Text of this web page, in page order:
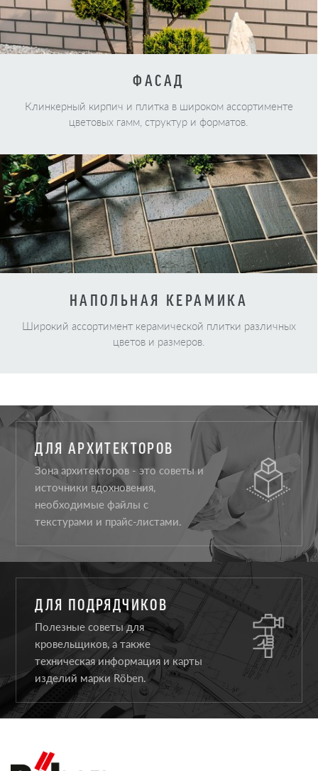
ФАСАД
Клинкерный кирпич и плитка в широком ассортименте
цветовых гамм, структур и форматов.
НАПОЛЬНАЯ КЕРАМИКА
Широкий ассортимент керамической плитки различных
цветов и размеров.
ДЛЯ АРХИТЕКТОРОВ
Зона архитекторов - это советы и
источники вдохновения,
необходимые файлы с
текстурами и прайс-листами.
ДЛЯ ПОДРЯДЧИКОВ
Полезные советы для
кровельщиков, а также
техническая информация и карты
изделий марки Röben.